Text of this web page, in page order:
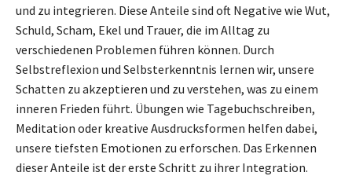
und zu integrieren. Diese Anteile sind oft Negative wie Wut,
Schuld, Scham, Ekel und Trauer, die im Alltag zu
verschiedenen Problemen führen können. Durch
Selbstreflexion und Selbsterkenntnis lernen wir, unsere
Schatten zu akzeptieren und zu verstehen, was zu einem
inneren Frieden führt. Übungen wie Tagebuchschreiben,
Meditation oder kreative Ausdrucksformen helfen dabei,
unsere tiefsten Emotionen zu erforschen. Das Erkennen
dieser Anteile ist der erste Schritt zu ihrer Integration.